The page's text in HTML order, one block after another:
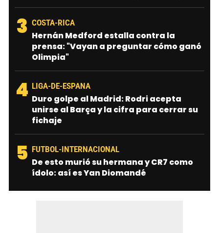
3 COSTA-RICA
Hernán Medford estalla contra la
prensa: "Vayan a preguntar cómo ganó
Olimpia"
4 LIGA-DE-ESPANA
Duro golpe al Madrid: Rodri acepta
unirse al Barça y la cifra para cerrar su
fichaje
5 FUTBOL-INTERNACIONAL
De esto murió su hermana y CR7 como
ídolo: así es Yan Diomandé